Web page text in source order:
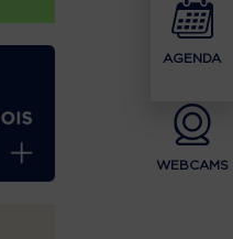
AGENDA
WEBCAMS